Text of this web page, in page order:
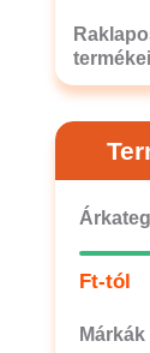
Ft-tól